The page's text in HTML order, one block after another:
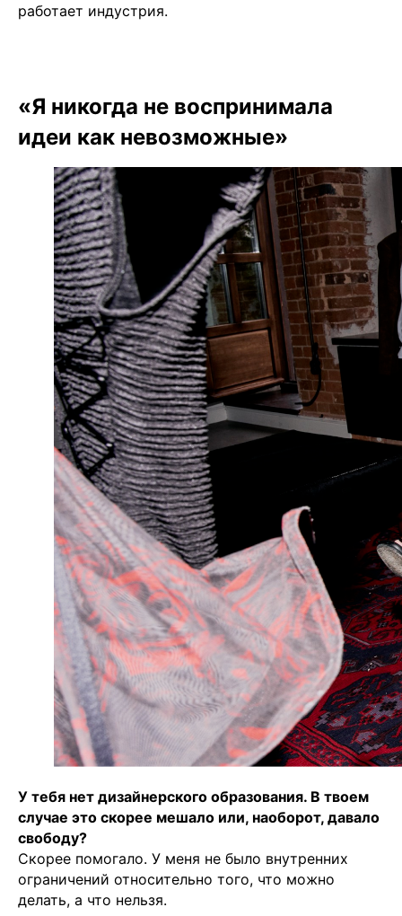
работает индустрия.
«Я никогда не воспринимала
идеи как невозможные»
У тебя нет дизайнерского образования. В твоем
случае это скорее мешало или, наоборот, давало
свободу?
Скорее помогало. У меня не было внутренних
ограничений относительно того, что можно
делать, а что нельзя.